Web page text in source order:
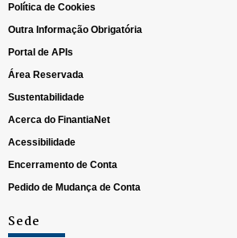
Política de Cookies
Outra Informação Obrigatória
Portal de APIs
Área Reservada
Sustentabilidade
Acerca do FinantiaNet
Acessibilidade
Encerramento de Conta
Pedido de Mudança de Conta
Sede